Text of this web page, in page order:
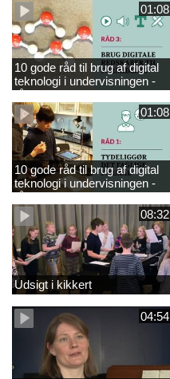
01:08
10 gode råd til brug af digital
teknologi i undervisningen -
råd 3
01:08
10 gode råd til brug af digital
teknologi i undervisningen -
råd 1
08:32
Udsigt i kikkert
04:54